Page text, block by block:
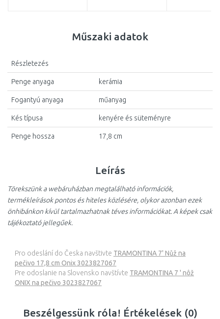
Leírás
Törekszünk a webáruházban megtalálható információk,
termékleírások pontos és hiteles közlésére, olykor azonban ezek
önhibánkon kívül tartalmazhatnak téves információkat. A képek csak
tájékoztató jellegűek.
Műszaki adatok
Részletezés
Penge anyaga kerámia
Fogantyú anyaga műanyag
Kés típusa kenyére és süteményre
Penge hossza 17,8 cm
Pro odeslání do Česka navštivte TRAMONTINA 7' Nůž na
pečivo 17,8 cm Onix 3023827067
Pre odoslanie na Slovensko navštívte TRAMONTINA 7 ' nôž
ONIX na pečivo 3023827067
Beszélgessünk róla! Értékelések (0)